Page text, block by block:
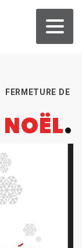
FERMETURE DE
NOËL